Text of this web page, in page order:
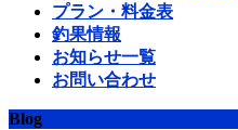
プラン・料金表
釣果情報
お知らせ一覧
お問い合わせ
Blog